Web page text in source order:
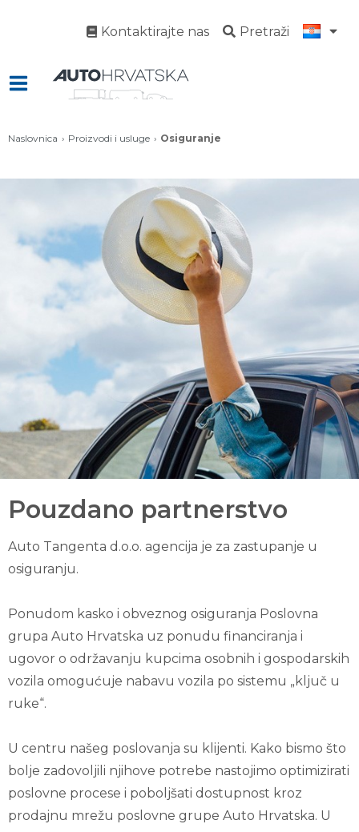
Kontaktirajte nas Pretraži
Naslovnica Proizvodi i usluge Osiguranje
Pouzdano partnerstvo
Auto Tangenta d.o.o. agencija je za zastupanje u
osiguranju.
Ponudom kasko i obveznog osiguranja Poslovna
grupa Auto Hrvatska uz ponudu financiranja i
ugovor o održavanju kupcima osobnih i gospodarskih
vozila omogućuje nabavu vozila po sistemu „ključ u
ruke“.
U centru našeg poslovanja su klijenti. Kako bismo što
bolje zadovoljili njihove potrebe nastojimo optimizirati
poslovne procese i poboljšati dostupnost kroz
prodajnu mrežu poslovne grupe Auto Hrvatska. U